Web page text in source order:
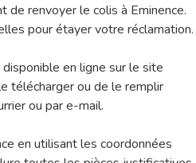
de renvoyer le colis à Eminence.
pour étayer votre réclamation.
en ligne sur le site
télécharger ou de le remplir
ou par e-mail.
en utilisant les coordonnées